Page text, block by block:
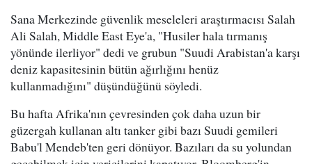
Sana Merkezinde güvenlik meseleleri araştırmacısı Salah
Ali Salah, Middle East Eye'a, "Husiler hala tırmanış
yönünde ilerliyor" dedi ve grubun "Suudi Arabistan'a karşı
deniz kapasitesinin bütün ağırlığını henüz
kullanmadığını" düşündüğünü söyledi.
Bu hafta Afrika'nın çevresinden çok daha uzun bir
güzergah kullanan altı tanker gibi bazı Suudi gemileri
Babu'l Mendeb'ten geri dönüyor. Bazıları da su yolundan